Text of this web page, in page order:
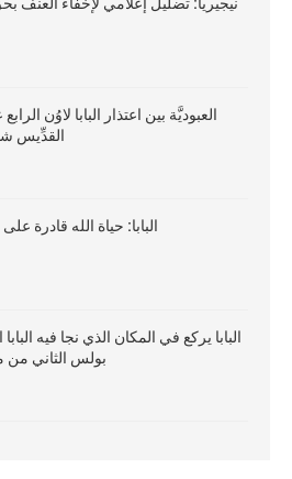
نيجيريا: تضليل إعلامي لإخفاء العنف
العبوديَّة بين اعتذار البابا لاوُن
القدِّيس
البابا: حياة الله قادرة على
البابا يركع في المكان الذي نجا فيه
بولس الثاني من